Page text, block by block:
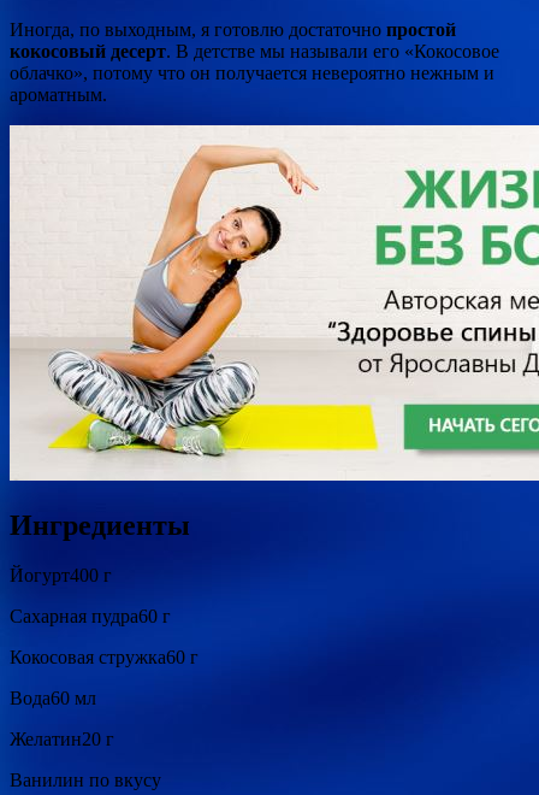
Иногда, по выходным, я готовлю достаточно простой
кокосовый десерт. В детстве мы называли его «Кокосовое
облачко», потому что он получается невероятно нежным и
ароматным.
Ингредиенты
Йогурт400 г
Сахарная пудра60 г
Кокосовая стружка60 г
Вода60 мл
Желатин20 г
Ванилин по вкусу